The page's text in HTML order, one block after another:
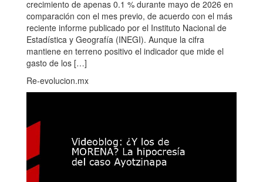
crecimiento de apenas 0.1 % durante mayo de 2026 en
comparación con el mes previo, de acuerdo con el más
reciente informe publicado por el Instituto Nacional de
Estadística y Geografía (INEGI). Aunque la cifra
mantiene en terreno positivo el indicador que mide el
gasto de los […]
Re-evolucion.mx